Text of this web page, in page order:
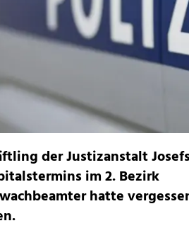
der Justizanstalt
im 2. Bezirk
hatte